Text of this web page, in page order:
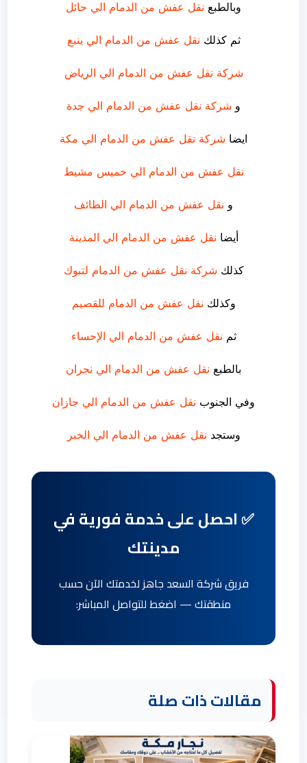
وبالطبع نقل عفش من الدمام الي حائل
ثم كذلك نقل عفش من الدمام الي ينبع
شركة نقل عفش من الدمام الي الرياض
و شركة نقل عفش من الدمام الي جدة
ايضا شركة نقل عفش من الدمام الي مكة
نقل عفش من الدمام الي خميس مشيط
و نقل عفش من الدمام الي الطائف
أيضا نقل عفش من الدمام الي المدينة
كذلك شركة نقل عفش من الدمام لتبوك
وكذلك نقل عفش من الدمام للقصيم
ثم نقل عفش من الدمام الي الإحساء
بالطبع نقل عفش من الدمام الي نجران
وفي الجنوب نقل عفش من الدمام الي جازان
وستجد نقل عفش من الدمام الي الخبر
✅ احصل على خدمة فورية في
مدينتك
فريق شركة السعد جاهز لخدمتك الآن حسب
منطقتك — اضغط للتواصل المباشر:
مقالات ذات صلة